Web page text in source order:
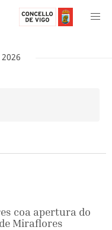
2026
coa apertura do
Miraflores